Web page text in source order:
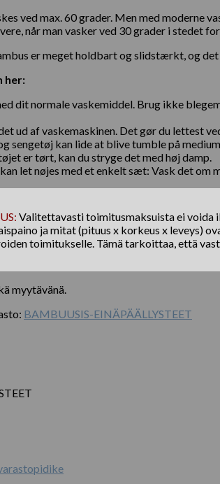
ved max. 60 grader. Men med moderne
når man vasker ved 30 grader i stedet
er meget holdbart og slidstærkt, og
her:
dit normale vaskemiddel. Brug ikke
ud af vaskemaskinen. Det gør du lettest
sengetøj kan lide at blive tumble på
er tørt, kan du stryge det med høj damp.
let nøjes med et enkelt sæt: Vask det
Valitettavasti toimitusmaksuista ei voida
ja mitat (pituus x korkeus x leveys)
toimitukselle. Tämä tarkoittaa, että
myytävänä.
BAMBUUSIS-EINÄPÄÄLLYSTEET